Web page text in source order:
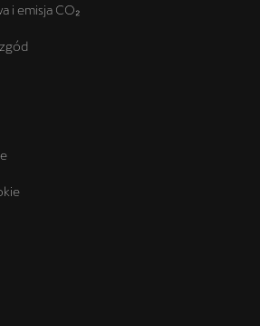
i emisja CO₂